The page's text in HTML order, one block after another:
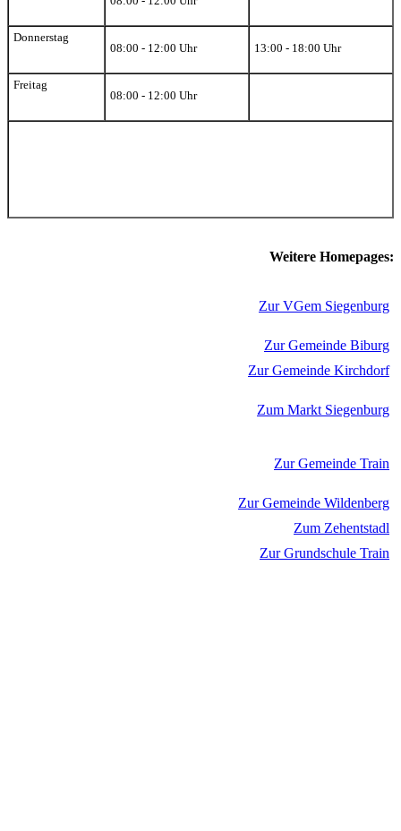
Donnerstag
08:00 - 12:00 Uhr
13:00 - 18:00 Uhr
Freitag
08:00 - 12:00 Uhr
Weitere Homepages:
Zur VGem Siegenburg
Zur Gemeinde Biburg
Zur Gemeinde Kirchdorf
Zum Markt Siegenburg
Zur Gemeinde Train
Zur Gemeinde Wildenberg
Zum Zehentstadl
Zur Grundschule Train